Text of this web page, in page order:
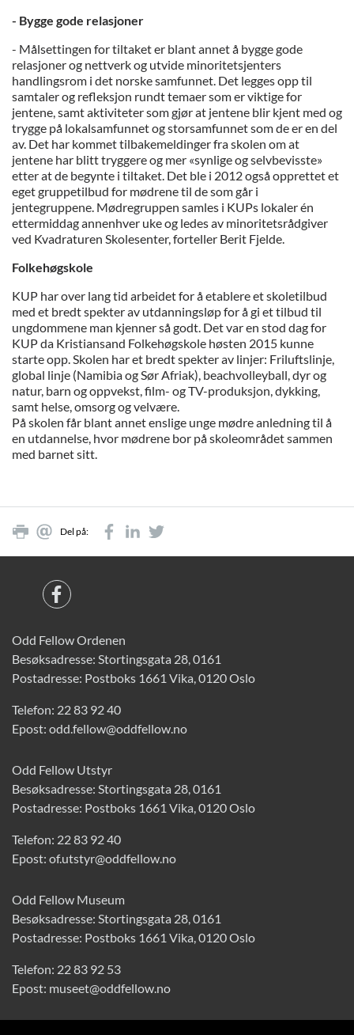
- Bygge gode relasjoner
- Målsettingen for tiltaket er blant annet å bygge gode
relasjoner og nettverk og utvide minoritetsjenters
handlingsrom i det norske samfunnet. Det legges opp til
samtaler og refleksjon rundt temaer som er viktige for
jentene, samt aktiviteter som gjør at jentene blir kjent med og
trygge på lokalsamfunnet og storsamfunnet som de er en del
av. Det har kommet tilbakemeldinger fra skolen om at
jentene har blitt tryggere og mer «synlige og selvbevisste»
etter at de begynte i tiltaket. Det ble i 2012 også opprettet et
eget gruppetilbud for mødrene til de som går i
jentegruppene. Mødregruppen samles i KUPs lokaler én
ettermiddag annenhver uke og ledes av minoritetsrådgiver
ved Kvadraturen Skolesenter, forteller Berit Fjelde.
Folkehøgskole
KUP har over lang tid arbeidet for å etablere et skoletilbud
med et bredt spekter av utdanningsløp for å gi et tilbud til
ungdommene man kjenner så godt. Det var en stod dag for
KUP da Kristiansand Folkehøgskole høsten 2015 kunne
starte opp. Skolen har et bredt spekter av linjer: Friluftslinje,
global linje (Namibia og Sør Afriak), beachvolleyball, dyr og
natur, barn og oppvekst, film- og TV-produksjon, dykking,
samt helse, omsorg og velvære.
På skolen får blant annet enslige unge mødre anledning til å
en utdannelse, hvor mødrene bor på skoleområdet sammen
med barnet sitt.
Del på:
Odd Fellow Ordenen
Besøksadresse: Stortingsgata 28, 0161
Postadresse: Postboks 1661 Vika, 0120 Oslo
Telefon: 22 83 92 40
Epost: odd.fellow@oddfellow.no
Odd Fellow Utstyr
Besøksadresse: Stortingsgata 28, 0161
Postadresse: Postboks 1661 Vika, 0120 Oslo
Telefon: 22 83 92 40
Epost: of.utstyr@oddfellow.no
Odd Fellow Museum
Besøksadresse: Stortingsgata 28, 0161
Postadresse: Postboks 1661 Vika, 0120 Oslo
Telefon: 22 83 92 53
Epost: museet@oddfellow.no